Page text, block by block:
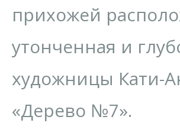
прихожей
утонченная и
художницы Кати-
«Дерево №7».